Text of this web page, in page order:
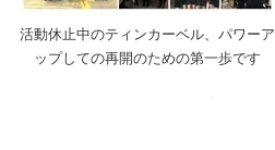
活動休止中のティンカーベル、パワーア
ップしての再開のための第一歩です